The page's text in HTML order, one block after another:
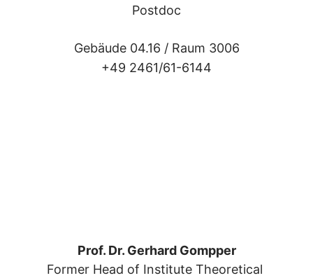
Postdoc
Gebäude 04.16 / Raum 3006
+49 2461/61-6144
Prof. Dr. Gerhard Gompper
Former Head of Institute Theoretical